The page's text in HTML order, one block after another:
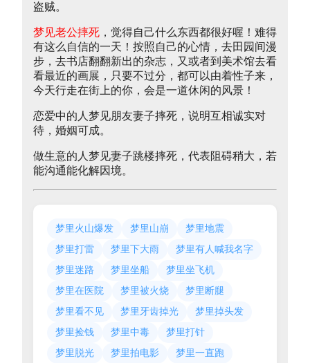
盗贼。
梦见老公摔死 ，觉得自己什么东西都很好喔！难得
有这么自信的一天！按照自己的心情，去田园间漫
步，去书店翻翻新出的杂志，又或者到美术馆去看
看最近的画展，只要不过分，都可以由着性子来，
今天行走在街上的你，会是一道休闲的风景！
恋爱中的人梦见朋友妻子摔死，说明互相诚实对
待，婚姻可成。
做生意的人梦见妻子跳楼摔死，代表阻碍稍大，若
能沟通能化解因境。
梦里火山爆发 梦里山崩
梦里地震
梦里打雷
梦里下大雨
梦里有人喊我名字
梦里迷路
梦里坐船
梦里坐飞机
梦里在医院
梦里被火烧
梦里断腿
梦里看不见
梦里牙齿掉光
梦里掉头发
梦里捡钱
梦里中毒
梦里打针
梦里脱光
梦里拍电影 梦里一直跑